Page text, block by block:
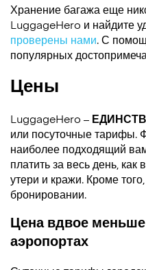
Хранение багажа еще
LuggageHero и найдите
проверены нами. С
популярных
Цены
LuggageHero –
или посуточные тарифы.
наиболее подходящий
платить за весь день,
утери и кражи. Кроме
бронировании.
Цена вдвое
аэропортах